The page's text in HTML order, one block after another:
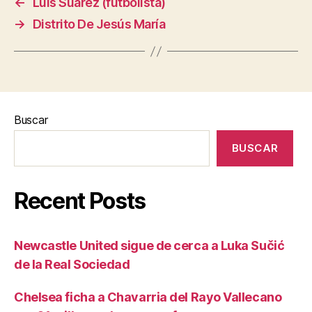
→
Distrito De Jesús María
Buscar
BUSCAR
Recent Posts
Newcastle United sigue de cerca a Luka Sučić
de la Real Sociedad
Chelsea ficha a Chavarria del Rayo Vallecano